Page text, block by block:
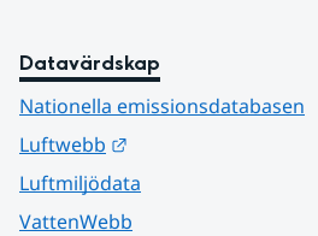
Datavärdskap
Nationella emissionsdatabasen
Luftwebb
Luftmiljödata
VattenWebb